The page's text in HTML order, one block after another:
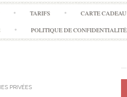
Skip
to
content
TARIFS CARTE CADEAU
POLITIQUE DE CONFIDENTIALITÉ
PRIVÉES